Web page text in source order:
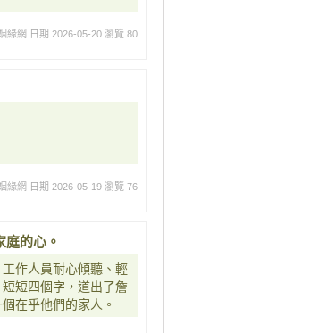
緣網 日期 2026-05-20 瀏覽 80
緣網 日期 2026-05-19 瀏覽 76
的心。
作人員耐心傾聽、輕
短四個字，道出了詹
在乎他們的家人。